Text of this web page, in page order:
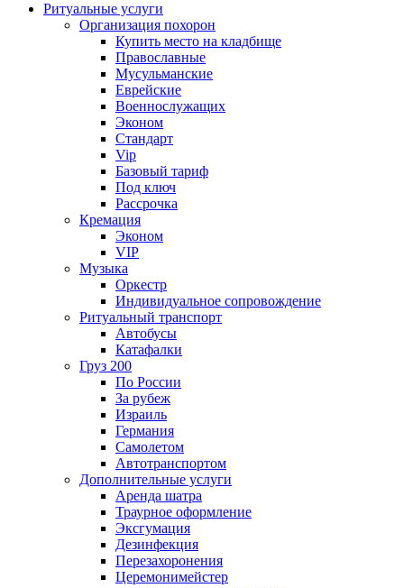
Ритуальные услуги
Организация похорон
Купить место на кладбище
Православные
Мусульманские
Еврейские
Военнослужащих
Эконом
Стандарт
Vip
Базовый тариф
Под ключ
Рассрочка
Кремация
Эконом
VIP
Музыка
Оркестр
Индивидуальное сопровождение
Ритуальный транспорт
Автобусы
Катафалки
Груз 200
По России
За рубеж
Израиль
Германия
Самолетом
Автотранспортом
Дополнительные услуги
Аренда шатра
Траурное оформление
Эксгумация
Дезинфекция
Перезахоронения
Церемонимейстер